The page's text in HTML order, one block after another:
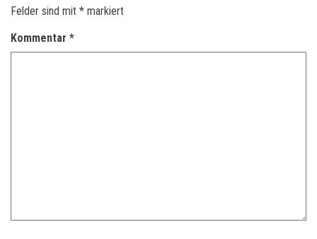
Felder sind mit * markiert
Kommentar *